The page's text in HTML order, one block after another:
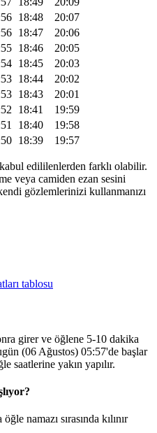
18:48
20:07
18:47
20:06
18:46
20:05
18:45
20:03
18:44
20:02
18:43
20:01
18:41
19:59
18:40
19:58
18:39 19:57
edililenlerden farklı olabilir.
veya camiden ezan sesini
gözlemlerinizi kullanmanızı
tablosu
girer ve öğlene 5-10 dakika
(06 Ağustos) 05:57'de başlar
saatlerine yakın yapılır.
namazı sırasında kılınır